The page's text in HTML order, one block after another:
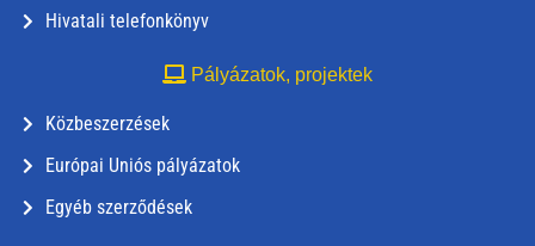
Hivatali telefonkönyv
Pályázatok, projektek
Közbeszerzések
Európai Uniós pályázatok
Egyéb szerződések